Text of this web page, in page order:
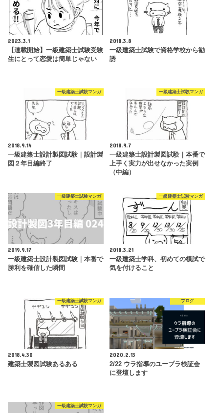
2023.3.1
【連載開始】一級建築士試験受験
生にとって恋愛は簡単じゃない
2018.3.8
一級建築士試験で資格学校から勧
誘
一級建築士試験マンガ
2018.9.14
一級建築士設計製図試験｜設計製
図２年目編終了
一級建築士試験マンガ
2018.9.7
一級建築士設計製図試験｜本番で
上手く実力が出せなかった実例
（中編）
一級建築士試験マンガ
2019.9.17
一級建築士設計製図試験｜本番で
勝利を確信した瞬間
一級建築士試験マンガ
2018.3.21
一級建築士学科、初めての模試で
気を付けること
一級建築士試験マンガ
2018.4.30
建築士製図試験あるある
ブログ
2020.2.13
2/22 ウラ指導のユープラ検証会
に登壇します
一級建築士試験マンガ